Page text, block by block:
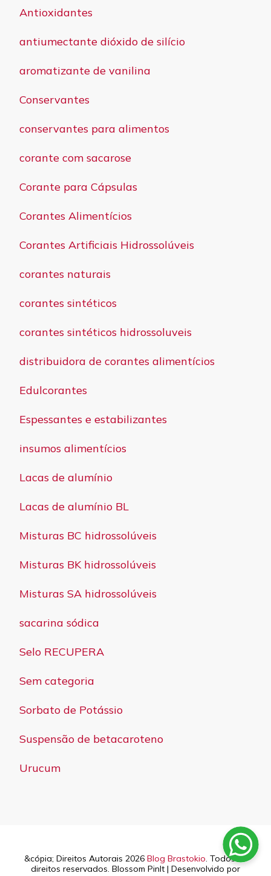
Antioxidantes
antiumectante dióxido de silício
aromatizante de vanilina
Conservantes
conservantes para alimentos
corante com sacarose
Corante para Cápsulas
Corantes Alimentícios
Corantes Artificiais Hidrossolúveis
corantes naturais
corantes sintéticos
corantes sintéticos hidrossoluveis
distribuidora de corantes alimentícios
Edulcorantes
Espessantes e estabilizantes
insumos alimentícios
Lacas de alumínio
Lacas de alumínio BL
Misturas BC hidrossolúveis
Misturas BK hidrossolúveis
Misturas SA hidrossolúveis
sacarina sódica
Selo RECUPERA
Sem categoria
Sorbato de Potássio
Suspensão de betacaroteno
Urucum
&cópia; Direitos Autorais 2026 Blog Brastokio. Todos os
direitos reservados. Blossom PinIt | Desenvolvido por